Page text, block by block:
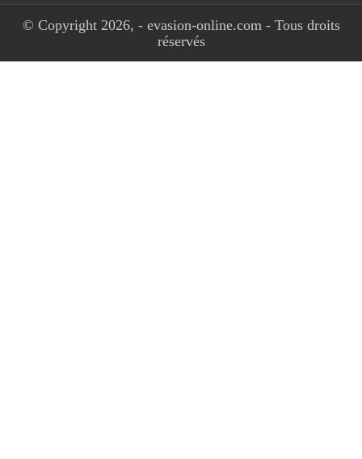
© Copyright 2026, - evasion-online.com - Tous droits
réservés